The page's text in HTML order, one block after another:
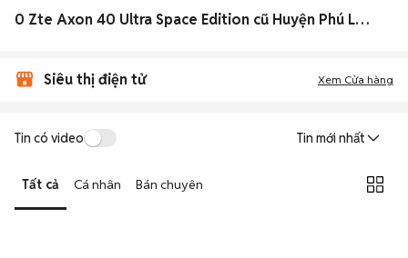
0 Zte Axon 40 Ultra Space Edition cũ Huyện Phú Lương, Thái Nguyên đẹp
Siêu thị điện tử Xem Cửa hàng
Tin có video Tin mới nhất
Tất cả Cá nhân Bán chuyên